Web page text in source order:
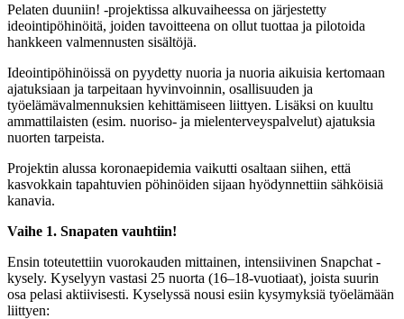
Pelaten duuniin! -projektissa alkuvaiheessa on järjestetty
ideointipöhinöitä, joiden tavoitteena on ollut tuottaa ja pilotoida
hankkeen valmennusten sisältöjä.
Ideointipöhinöissä on pyydetty nuoria ja nuoria aikuisia kertomaan
ajatuksiaan ja tarpeitaan hyvinvoinnin, osallisuuden ja
työelämävalmennuksien kehittämiseen liittyen. Lisäksi on kuultu
ammattilaisten (esim. nuoriso- ja mielenterveyspalvelut) ajatuksia
nuorten tarpeista.
Projektin alussa koronaepidemia vaikutti osaltaan siihen, että
kasvokkain tapahtuvien pöhinöiden sijaan hyödynnettiin sähköisiä
kanavia.
Vaihe 1. Snapaten vauhtiin!
Ensin toteutettiin vuorokauden mittainen, intensiivinen Snapchat -
kysely. Kyselyyn vastasi 25 nuorta (16–18-vuotiaat), joista suurin
osa pelasi aktiivisesti. Kyselyssä nousi esiin kysymyksiä työelämään
liittyen: